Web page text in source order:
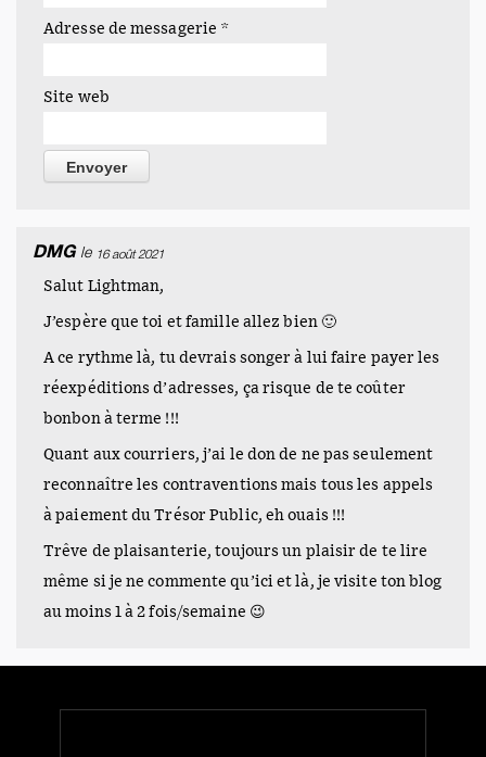
Adresse de messagerie *
Site web
DMG le 16 août 2021
Salut Lightman,
J’espère que toi et famille allez bien 🙂
A ce rythme là, tu devrais songer à lui faire payer les
réexpéditions d’adresses, ça risque de te coûter
bonbon à terme !!!
Quant aux courriers, j’ai le don de ne pas seulement
reconnaître les contraventions mais tous les appels
à paiement du Trésor Public, eh ouais !!!
Trêve de plaisanterie, toujours un plaisir de te lire
même si je ne commente qu’ici et là, je visite ton blog
au moins 1 à 2 fois/semaine 😉